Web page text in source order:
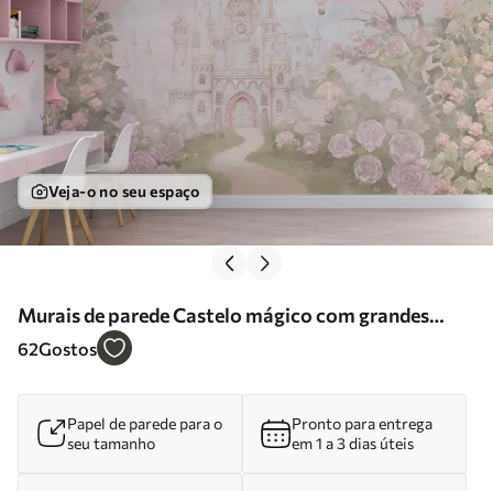
Veja-o no seu espaço
Murais de parede Castelo mágico com grandes
flores e árvores Nr. w01524
62Gostos
Papel de parede para o
seu tamanho
Pronto para entrega
em 1 a 3 dias úteis